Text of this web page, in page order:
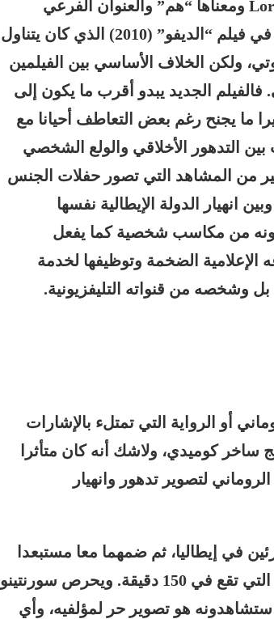
ويمكن اعتبار فيلم سورنتينو الجديد “لورو” Loro(2019) ومعناها “هم” والعنوان الفرعي
للفيلم “سيلفيو والآخرون”، استمرارا لنهجه السابق في فيلم “الديفو” (2010) الذي كان يتناول
ولكن الخلاف الأساسي بين الفيلمين
فالفيلم الجديد يبدو أقرب ما يكون إلى
ما يجنح رغم بعض التعاطف أحيانا مع
التدهور الأخلاقي والولع الشخصي
من المشاهد التي تصور حفلات الجنس
انهيار الدولة الإيطالية نفسها
من مكاسب شخصية كما يفعل
الضخمة وتوظيفها لخدمة
وشخصه من قنواته التليفزيونية.
أو الرواية التي تمتلء بالإشارات
ساخر كوميدي، ولاشك أنه كان متأثرا
لتصوير تدهور وانهيار
في إيطاليا، ثم ضمهما معا مستبعدا
نحو 50 دقيقة، والنتيجة هي النسخة المتداولة عالميا التي تقع في 150 دقيقة. ويحرص سورنتينو
هو تصوير حر لمؤلفيه، وأي